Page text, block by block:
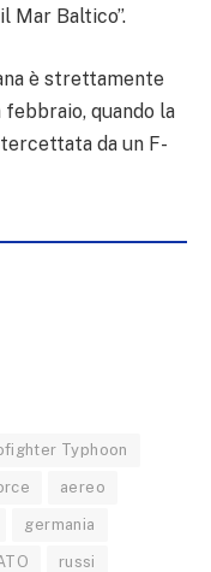
Mar Baltico”.
è strettamente
quando la
da un F-
Typhoon
aereo
germania
russi